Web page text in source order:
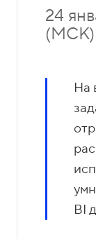
24
(МСК)
На
BI